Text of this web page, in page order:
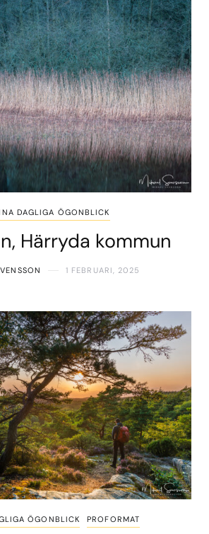
DAGLIGA ÖGONBLICK
Härryda kommun
1 FEBRUARI, 2025
ÖGONBLICK PROFORMAT